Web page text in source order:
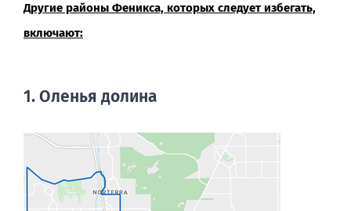
Другие районы Феникса, которых следует избегать,
включают:
1. Оленья долина